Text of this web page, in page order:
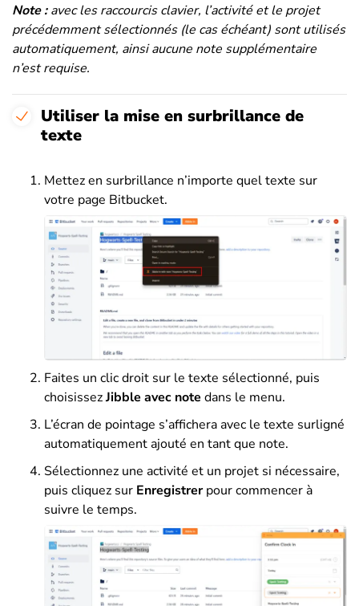
Note :avec les raccourcis clavier, l’activité et le projet
précédemment sélectionnés (le cas échéant) sont utilisés
automatiquement, ainsi aucune note supplémentaire
n’est requise.
Utiliser la mise en surbrillance de
texte
Mettez en surbrillance n’importe quel texte sur
votre page Bitbucket.
Faites un clic droit sur le texte sélectionné, puis
choisissezJibble avec note dans le menu.
L’écran de pointage s’affichera avec le texte surligné
automatiquement ajouté en tant que note.
Sélectionnez une activité et un projet si nécessaire,
puis cliquez sur Enregistrerpour commencer à
suivre le temps.